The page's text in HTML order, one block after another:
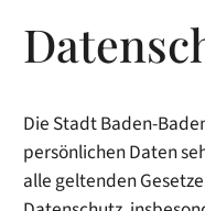
Die Stadt Baden-
persönlichen Daten
alle geltenden